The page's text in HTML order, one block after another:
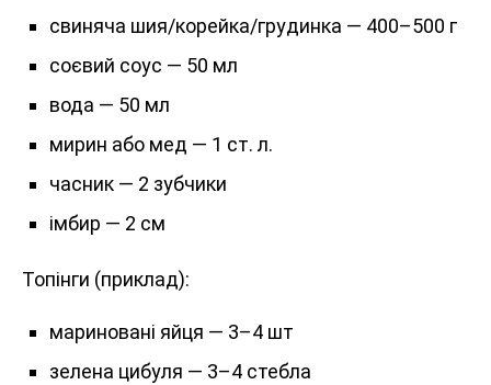
свиняча шия/корейка/грудинка — 400–500 г
соєвий соус — 50 мл
вода — 50 мл
мирин або мед — 1 ст. л.
часник — 2 зубчики
імбир — 2 см
Топінги (приклад):
мариновані яйця — 3–4 шт
зелена цибуля — 3–4 стебла